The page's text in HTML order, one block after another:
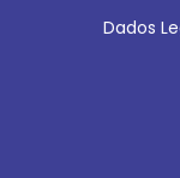
Dados